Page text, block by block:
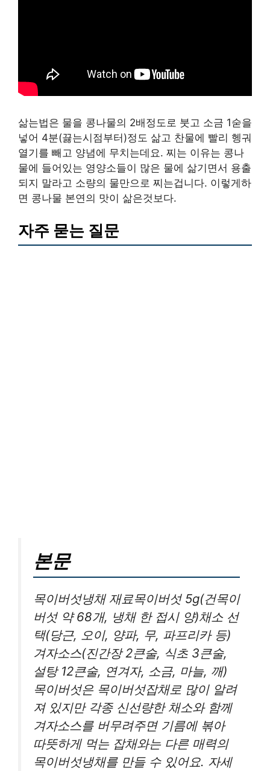
삶는법은 물을 콩나물의 2배정도로 붓고 소금 1숟을
넣어 4분(끓는시점부터)정도 삶고 찬물에 빨리 헹궈
열기를 빼고 양념에 무치는데요. 찌는 이유는 콩나
물에 들어있는 영양소들이 많은 물에 삶기면서 용출
되지 말라고 소량의 물만으로 찌는겁니다. 이렇게하
면 콩나물 본연의 맛이 삶은것보다.
자주 묻는 질문
본문
목이버섯냉채 재료목이버섯 5g(건목이
버섯 약 68개, 냉채 한 접시 양)채소 선
택(당근, 오이, 양파, 무, 파프리카 등)
겨자소스(진간장 2큰술, 식초 3큰술,
설탕 12큰술, 연겨자, 소금, 마늘, 깨)
목이버섯은 목이버섯잡채로 많이 알려
져 있지만 각종 신선량한 채소와 함께
겨자소스를 버무려주면 기름에 볶아
따뜻하게 먹는 잡채와는 다른 매력의
목이버섯냉채를 만들 수 있어요. 자세